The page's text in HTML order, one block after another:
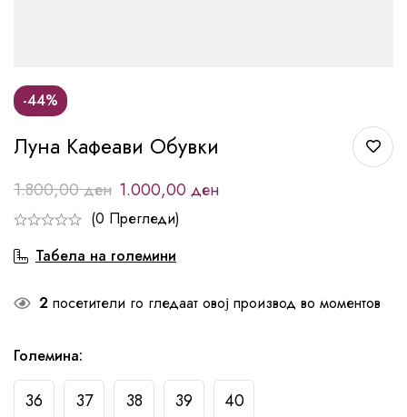
-44%
Луна Кафеави Обувки
1.800,00ден 1.000,00 ден
(0 Прегледи)
Табела на големини
2 посетители го гледаат овој производ во моментов
Големина:
36 37 38 39 40